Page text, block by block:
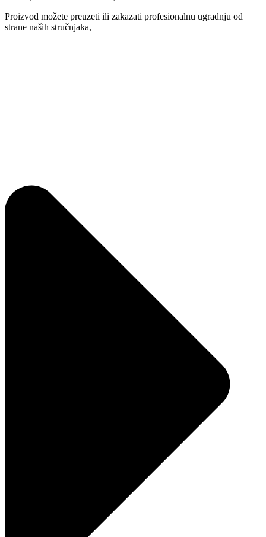
Proizvod možete preuzeti ili zakazati profesionalnu ugradnju od
strane naših stručnjaka,